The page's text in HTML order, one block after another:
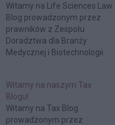
Witamy na Life Sciences Law
Blog prowadzonym przez
prawników z Zespołu
Doradztwa dla Branży
Medycznej i Biotechnologii
prawniczy prowadzony pod
auspicjami czołowej
kancelarii prawnej.
Zdecydowaliśmy się
Witamy na naszym Tax
Blogu!
Witamy na Tax Blog
prowadzonym przez